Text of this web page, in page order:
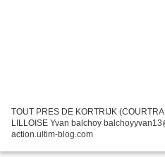
TOUT PRES DE KORTRIJK
LILLOISE Yvan balchoy
action.ultim-blog.com